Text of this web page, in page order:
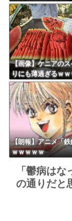
撮影中止が決定ｗ
ｗｗ
【画像】ケニアの
りにも薄過ぎるｗ
ｗｗｗｗｗｗ
【朗報】アニメ「
ｗｗｗｗｗ
「鬱病は
の通りだと